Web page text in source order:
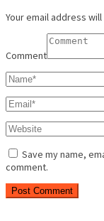
Your email address
Comment
Save my name,
comment.